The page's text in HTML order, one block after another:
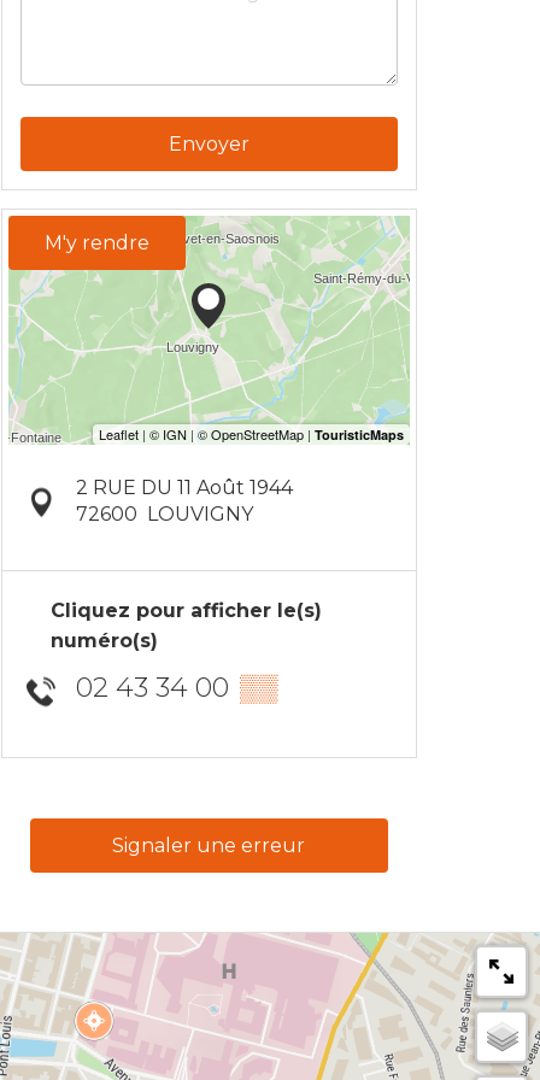
Envoyer
M'y rendre
2 RUE DU 11 Août 1944
72600
LOUVIGNY
Cliquez pour afficher le(s)
numéro(s)
02 43 34 00 ▒▒
Signaler une erreur